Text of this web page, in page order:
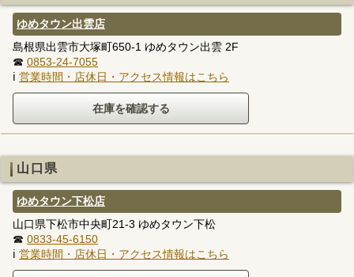
ゆめタウン出雲店
島根県出雲市大塚町650-1 ゆめタウン出雲 2F
☎ 0853-24-7055
ℹ 営業時間・店休日・アクセス情報はこちら
山口県
ゆめタウン下松店
山口県下松市中央町21-3 ゆめタウン下松
☎ 0833-45-6150
ℹ 営業時間・店休日・アクセス情報はこちら